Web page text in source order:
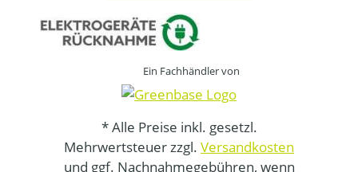
Ein Fachhändler von
* Alle Preise inkl. gesetzl.
Mehrwertsteuer zzgl. Versandkosten
und ggf. Nachnahmegebühren, wenn